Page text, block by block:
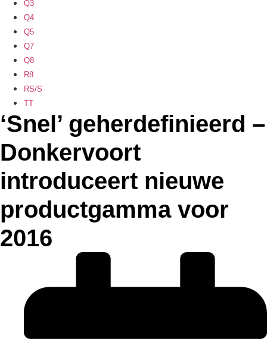
Q3
Q4
Q5
Q7
Q8
R8
RS/S
TT
‘Snel’ geherdefinieerd –
Donkervoort
introduceert nieuwe
productgamma voor
2016